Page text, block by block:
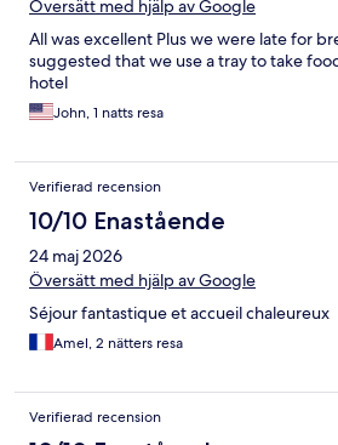
Översätt med hjälp av Google
All was excellent Plus we were late for
suggested that we use a tray to take
hotel
John, 1 natts resa
Verifierad recension
10/10 Enastående
24 maj 2026
Översätt med hjälp av Google
Séjour fantastique et accueil chaleureux
Amel, 2 nätters resa
Verifierad recension